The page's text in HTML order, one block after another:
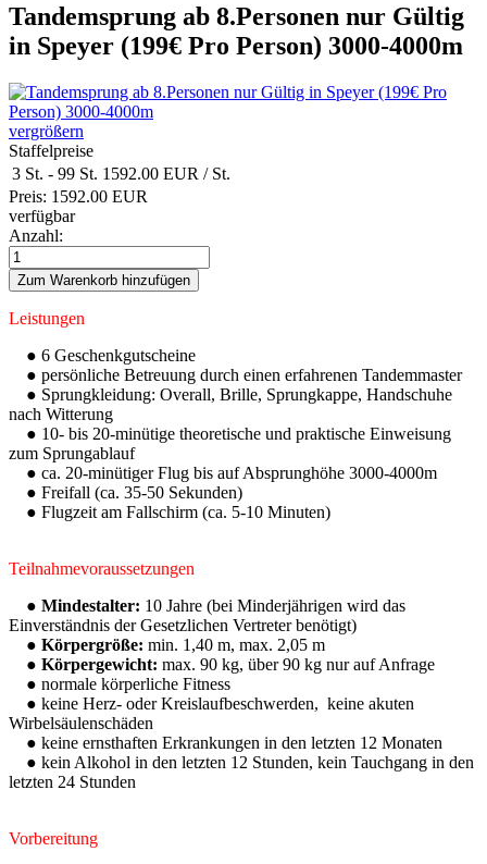
Tandemsprung ab 8.Personen nur Gültig
in Speyer (199€ Pro Person) 3000-4000m
vergrößern
Staffelpreise
3 St. - 99 St. 1592.00 EUR / St.
Preis: 1592.00 EUR
verfügbar
Anzahl:
Leistungen
● 6 Geschenkgutscheine
● persönliche Betreuung durch einen erfahrenen Tandemmaster
● Sprungkleidung: Overall, Brille, Sprungkappe, Handschuhe
nach Witterung
● 10- bis 20-minütige theoretische und praktische Einweisung
zum Sprungablauf
● ca. 20-minütiger Flug bis auf Absprunghöhe 3000-4000m
● Freifall (ca. 35-50 Sekunden)
● Flugzeit am Fallschirm (ca. 5-10 Minuten)
Teilnahmevoraussetzungen
● Mindestalter: 10 Jahre (bei Minderjährigen wird das
Einverständnis der Gesetzlichen Vertreter benötigt)
● Körpergröße: min. 1,40 m, max. 2,05 m
● Körpergewicht: max. 90 kg, über 90 kg nur auf Anfrage
● normale körperliche Fitness
● keine Herz- oder Kreislaufbeschwerden, keine akuten
Wirbelsäulenschäden
● keine ernsthaften Erkrankungen in den letzten 12 Monaten
● kein Alkohol in den letzten 12 Stunden, kein Tauchgang in den
letzten 24 Stunden
Vorbereitung